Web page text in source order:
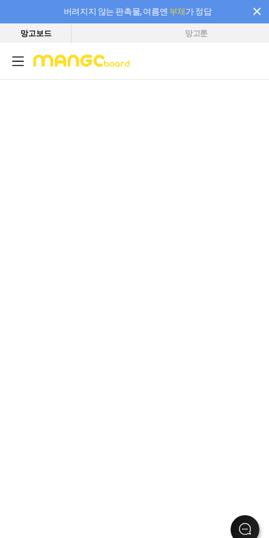
버려지지 않는 판촉물, 여름엔 부채가 정답
필요한 만큼 충전하고 끊김 없이 작업하세요! 새로워진 AI 부스터 요금제
망고보드 망고툰